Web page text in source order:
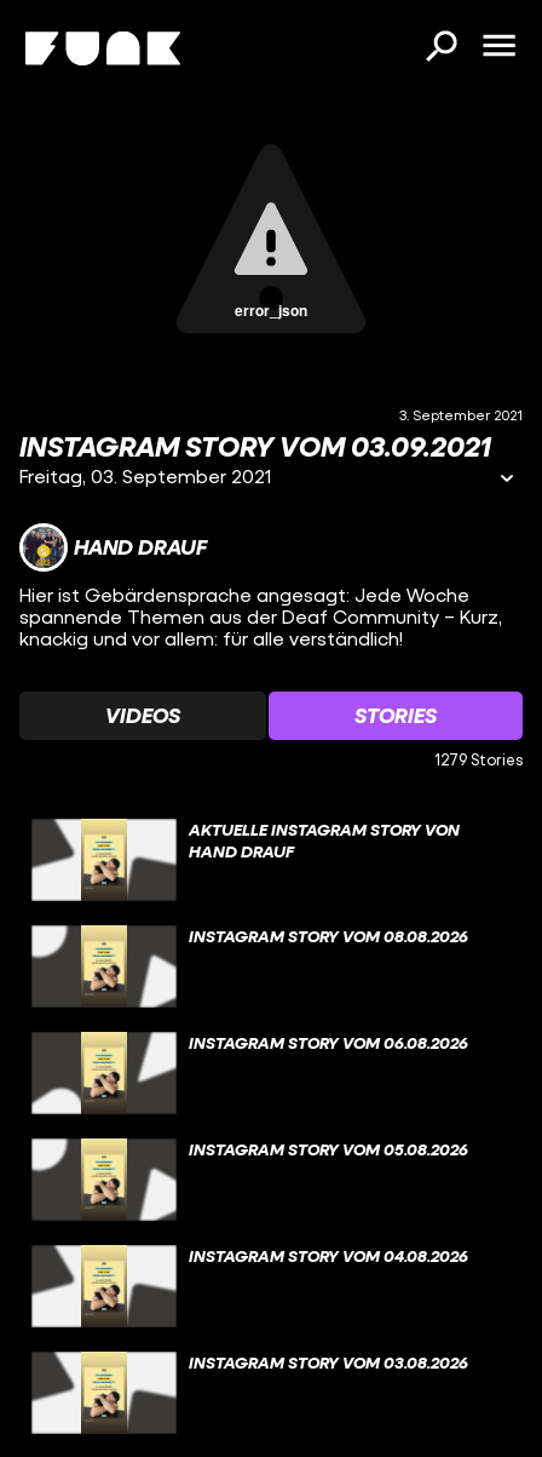
error_json
3. September 2021
INSTAGRAM STORY VOM 03.09.2021
Freitag, 03. September 2021
HAND DRAUF
Hier ist Gebärdensprache angesagt: Jede Woche
spannende Themen aus der Deaf Community – Kurz,
knackig und vor allem: für alle verständlich!
VIDEOS STORIES
1279 Stories
AKTUELLE INSTAGRAM STORY VON
HAND DRAUF
INSTAGRAM STORY VOM 08.08.2026
INSTAGRAM STORY VOM 06.08.2026
INSTAGRAM STORY VOM 05.08.2026
INSTAGRAM STORY VOM 04.08.2026
INSTAGRAM STORY VOM 03.08.2026